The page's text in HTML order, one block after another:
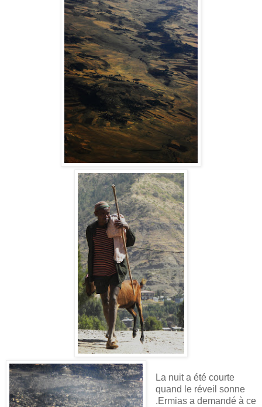
La nuit a été courte
quand le réveil sonne
.Ermias a demandé à ce